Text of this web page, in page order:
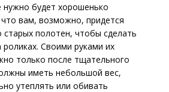
нужно будет хорошенько
вам, возможно, придется
старых полотен, чтобы сделать
Своими руками их
только после тщательного
иметь небольшой вес,
утеплять или обивать